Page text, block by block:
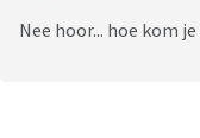
Nee hoor... hoe kom